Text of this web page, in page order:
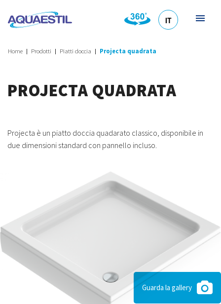
IT
Home Prodotti Piatti doccia Projecta quadrata
PROJECTA QUADRATA
Projecta è un piatto doccia quadarato classico, disponibile in
due dimensioni standard con pannello incluso.
Guarda la gallery